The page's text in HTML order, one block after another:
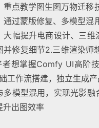
重点教学图生图万物迁
通过蒙版修复、多模型
大幅提升电商设计、三
并修复细节2.三维渲染
者想掌握Comfy UI高阶
工作流搭建，独立生成
多模型混用，实现光影
升出图效率